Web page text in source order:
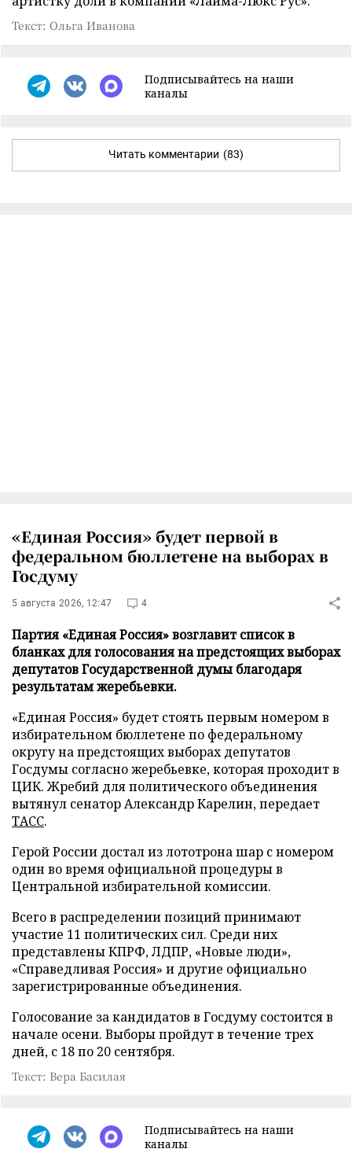
Текст: Ольга Иванова
Подписывайтесь на наши
каналы
Читать комментарии (83)
«Единая Россия» будет первой в
федеральном бюллетене на выборах в
Госдуму
5 августа 2026, 12:47 4
Партия «Единая Россия» возглавит список в
бланках для голосования на предстоящих выборах
депутатов Государственной думы благодаря
результатам жеребьевки.
«Единая Россия» будет стоять первым номером в
избирательном бюллетене по федеральному
округу на предстоящих выборах депутатов
Госдумы согласно жеребьевке, которая проходит в
ЦИК. Жребий для политического объединения
вытянул сенатор Александр Карелин, передает
ТАСС.
Герой России достал из лототрона шар с номером
один во время официальной процедуры в
Центральной избирательной комиссии.
Всего в распределении позиций принимают
участие 11 политических сил. Среди них
представлены КПРФ, ЛДПР, «Новые люди»,
«Справедливая Россия» и другие официально
зарегистрированные объединения.
Голосование за кандидатов в Госдуму состоится в
начале осени. Выборы пройдут в течение трех
дней, с 18 по 20 сентября.
Текст: Вера Басилая
Подписывайтесь на наши
каналы